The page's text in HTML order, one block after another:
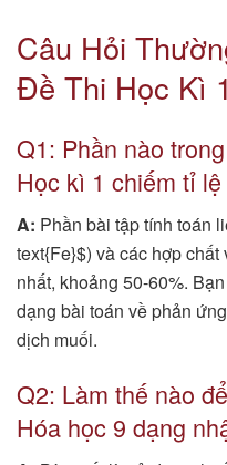
Câu Hỏi
Đề Thi Học Kì
Q1: Phần nào
Học kì 1 chiếm tỉ
A: Phần bài tập tính toán
text{Fe}$) và các hợp
nhất, khoảng 50-60%.
dạng bài toán về phản
dịch muối.
Q2: Làm thế nào
Hóa học 9 dạng